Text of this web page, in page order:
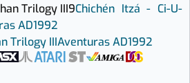
9Chichén Itzá - Ci-U-
AD1992
Trilogy IIIAventuras AD1992